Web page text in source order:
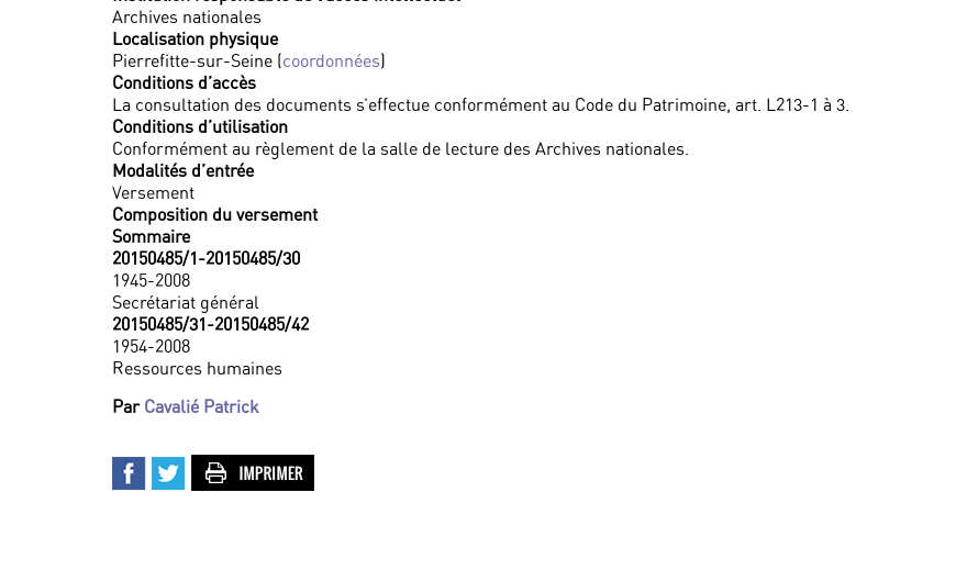
Archives nationales
Localisation physique
Pierrefitte-sur-Seine (coordonnées)
Conditions d’accès
La consultation des documents s’effectue conformément au Code du Patrimoine, art. L213-1 à 3.
Conditions d’utilisation
Conformément au règlement de la salle de lecture des Archives nationales.
Modalités d’entrée
Versement
Composition du versement
Sommaire
20150485/1-20150485/30
1945-2008
Secrétariat général
20150485/31-20150485/42
1954-2008
Ressources humaines
Par Cavalié Patrick